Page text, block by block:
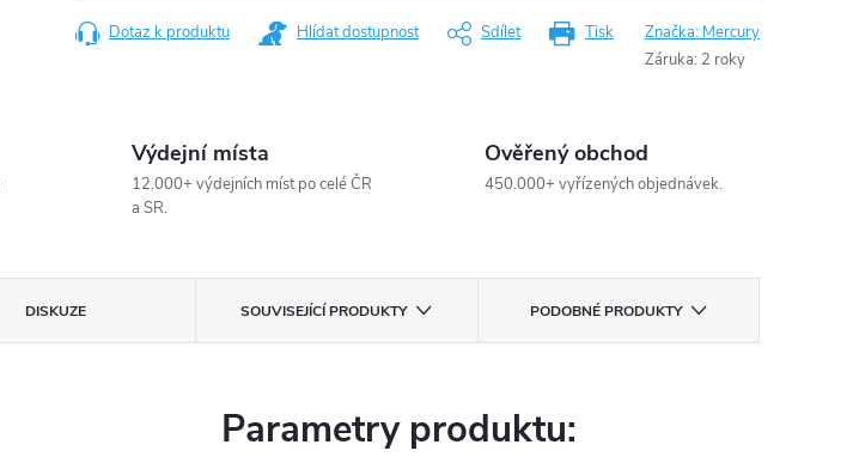
Tisk
Dotaz k produktu Hlídat dostupnost Sdílet Značka: Mercury
Záruka: 2 roky
Výdejní místa
12.000+ výdejních míst po celé ČR
a SR.
Ověřený obchod
450.000+ vyřízených objednávek.
DISKUZE SOUVISEJÍCÍ PRODUKTY PODOBNÉ PRODUKTY
Parametry produktu: